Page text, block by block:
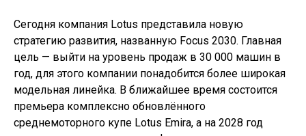
Сегодня компания Lotus представила новую
стратегию развития, названную Focus 2030. Главная
цель — выйти на уровень продаж в 30 000 машин в
год, для этого компании понадобится более широкая
модельная линейка. В ближайшее время состоится
премьера комплексно обновлённого
среднемоторного купе Lotus Emira, а на 2028 год